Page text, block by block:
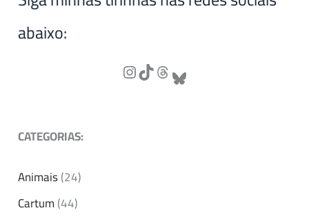
abaixo:
CATEGORIAS:
Animais(24)
Cartum(44)